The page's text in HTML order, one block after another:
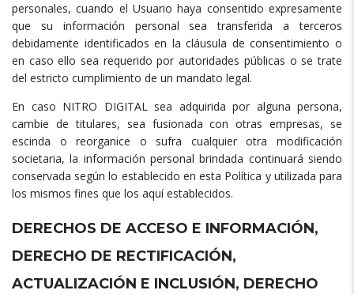
personales, cuando el Usuario haya consentido expresamente
que su información personal sea transferida a terceros
debidamente identificados en la cláusula de consentimiento o
en caso ello sea requerido por autoridades públicas o se trate
del estricto cumplimiento de un mandato legal.
En caso NITRO DIGITAL sea adquirida por alguna persona,
cambie de titulares, sea fusionada con otras empresas, se
escinda o reorganice o sufra cualquier otra modificación
societaria, la información personal brindada continuará siendo
conservada según lo establecido en esta Política y utilizada para
los mismos fines que los aquí establecidos.
DERECHOS DE ACCESO E INFORMACIÓN,
DERECHO DE RECTIFICACIÓN,
ACTUALIZACIÓN E INCLUSIÓN, DERECHO